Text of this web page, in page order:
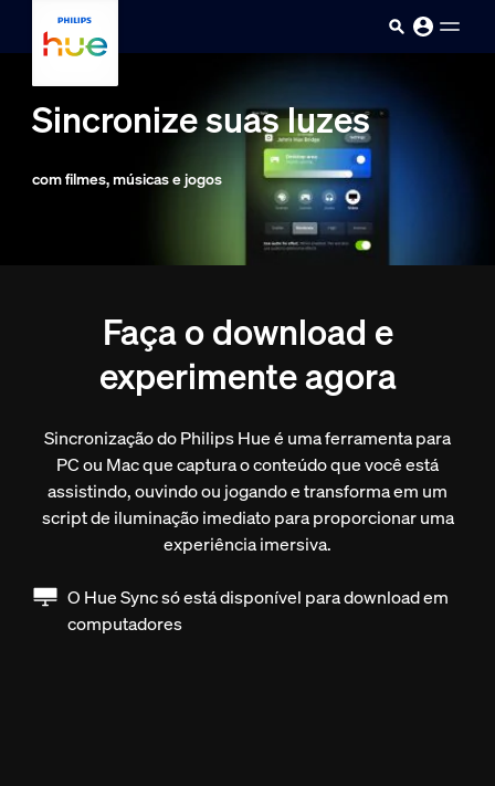
Pular para o conteúdo principal
Sincronize suas luzes
com filmes, músicas e jogos
Faça o download e
experimente agora
Sincronização do Philips Hue é uma ferramenta para
PC ou Mac que captura o conteúdo que você está
assistindo, ouvindo ou jogando e transforma em um
script de iluminação imediato para proporcionar uma
experiência imersiva.
O Hue Sync só está disponível para download em
computadores